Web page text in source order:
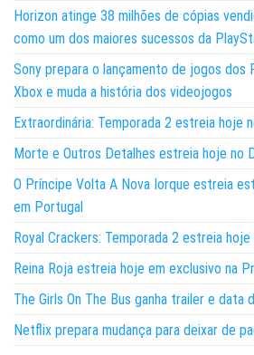
Horizon atinge 38 milhões de cópias
como um dos maiores sucessos da
Sony prepara o lançamento de jogos dos
Xbox e muda a história dos videojogos
Extraordinária: Temporada 2 estreia hoje
Morte e Outros Detalhes estreia hoje no
O Príncipe Volta A Nova Iorque estreia
em Portugal
Royal Crackers: Temporada 2 estreia hoje
Reina Roja estreia hoje em exclusivo na
The Girls On The Bus ganha trailer e data
Netflix prepara mudança para deixar de